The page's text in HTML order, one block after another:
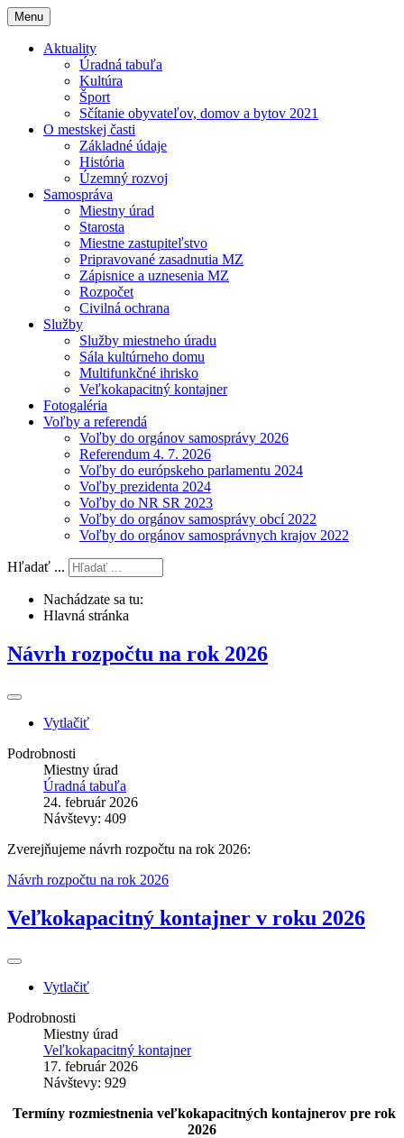
Menu
Aktuality
Úradná tabuľa
Kultúra
Šport
Sčítanie obyvateľov, domov a bytov 2021
O mestskej časti
Základné údaje
História
Územný rozvoj
Samospráva
Miestny úrad
Starosta
Miestne zastupiteľstvo
Pripravované zasadnutia MZ
Zápisnice a uznesenia MZ
Rozpočet
Civilná ochrana
Služby
Služby miestneho úradu
Sála kultúrneho domu
Multifunkčné ihrisko
Veľkokapacitný kontajner
Fotogaléria
Voľby a referendá
Voľby do orgánov samosprávy 2026
Referendum 4. 7. 2026
Voľby do európskeho parlamentu 2024
Voľby prezidenta 2024
Voľby do NR SR 2023
Voľby do orgánov samosprávy obcí 2022
Voľby do orgánov samosprávnych krajov 2022
Hľadať ...
Nachádzate sa tu:
Hlavná stránka
Návrh rozpočtu na rok 2026
Vytlačiť
Podrobnosti
Miestny úrad
Úradná tabuľa
24. február 2026
Návštevy: 409
Zverejňujeme návrh rozpočtu na rok 2026:
Návrh rozpočtu na rok 2026
Veľkokapacitný kontajner v roku 2026
Vytlačiť
Podrobnosti
Miestny úrad
Veľkokapacitný kontajner
17. február 2026
Návštevy: 929
Termíny rozmiestnenia veľkokapacitných kontajnerov pre rok
2026